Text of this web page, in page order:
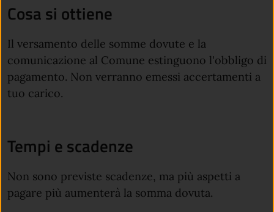
Cosa si ottiene
Il versamento delle somme dovute e la
comunicazione al Comune estinguono l'obbligo di
pagamento. Non verranno emessi accertamenti a
tuo carico.
Tempi e scadenze
Non sono previste scadenze, ma più aspetti a
pagare più aumenterà la somma dovuta.